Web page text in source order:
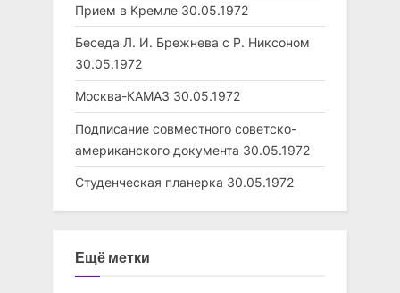
Прием в Кремле 30.05.1972
Беседа Л. И. Брежнева с Р. Никсоном
30.05.1972
Москва-КАМАЗ 30.05.1972
Подписание совместного советско-
американского документа 30.05.1972
Студенческая планерка 30.05.1972
Ещё метки